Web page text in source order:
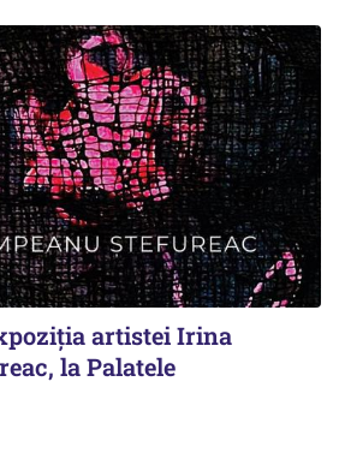
artistei Irina
la Palatele